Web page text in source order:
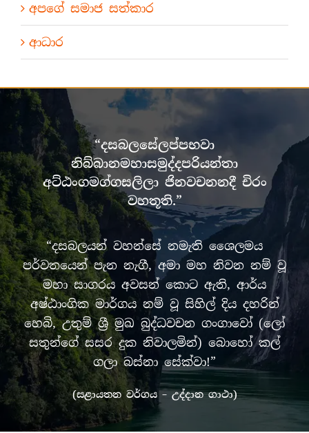
අපගේ සමාජ සත්කාර
ආධාර
“දසබලසේලප්පභවා
නිබ්බානමහාසමුද්දපරියන්තා
අට්ඨංගමග්ගසලිලා ජිනවචනනදී චිරං
වහතූති.”
“දසබලයන් වහන්සේ නමැති ශෛලමය
පර්වතයෙන් පැන නැගී, අමා මහ නිවන නම් වූ
මහා සාගරය අවසන් කොට ඇති, ආර්ය
අෂ්ඨාංගික මාර්ගය නම් වූ සිහිල් දිය දහරින්
හෙබි, උතුම් ශ්‍රී මුඛ බුද්ධවචන ගංගාවෝ (ලෝ
සතුන්ගේ සසර දුක නිවාලමින්) බොහෝ කල්
ගලා බස්නා සේක්වා!”
(සළායතන වර්ගය – උද්දාන ගාථා)